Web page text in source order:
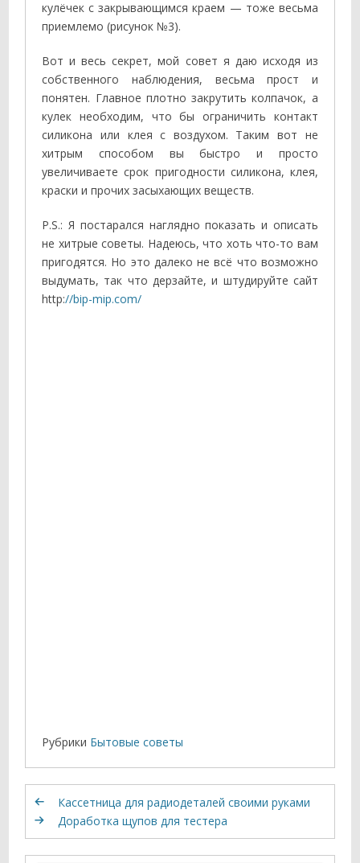
кулёчек с закрывающимся краем — тоже весьма
приемлемо (рисунок №3).
Вот и весь секрет, мой совет я даю исходя из
собственного наблюдения, весьма прост и
понятен. Главное плотно закрутить колпачок, а
кулек необходим, что бы ограничить контакт
силикона или клея с воздухом. Таким вот не
хитрым способом вы быстро и просто
увеличиваете срок пригодности силикона, клея,
краски и прочих засыхающих веществ.
P.S.: Я постарался наглядно показать и описать
не хитрые советы. Надеюсь, что хоть что-то вам
пригодятся. Но это далеко не всё что возможно
выдумать, так что дерзайте, и штудируйте сайт
http://bip-mip.com/
Рубрики Бытовые советы
Кассетница для радиодеталей своими руками
Доработка щупов для тестера